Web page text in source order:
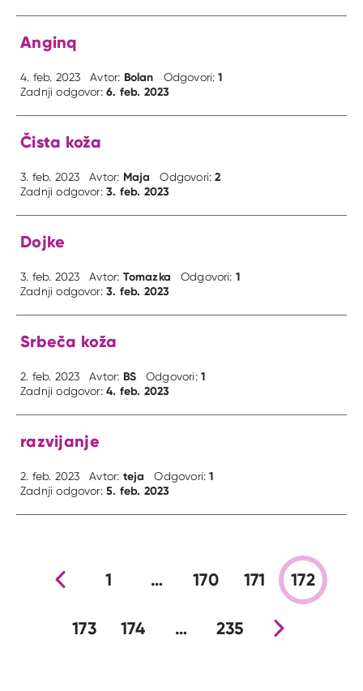
Anginq
4. feb. 2023 Avtor: Bolan Odgovori:1
Zadnji odgovor:6. feb. 2023
Čista koža
3. feb. 2023 Avtor: Maja Odgovori:2
Zadnji odgovor:3. feb. 2023
Dojke
3. feb. 2023 Avtor: Tomazka Odgovori: 1
Zadnji odgovor:3. feb. 2023
Srbeča koža
2. feb. 2023 Avtor: BS Odgovori: 1
Zadnji odgovor:4. feb. 2023
razvijanje
2. feb. 2023 Avtor: teja Odgovori:1
Zadnji odgovor:5. feb. 2023
Prejšnja stran
1 … 170 171 172
173 174 … 235Nova stran